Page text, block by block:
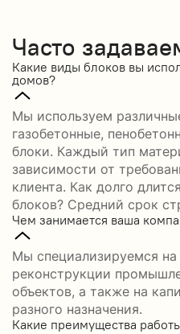
Часто
Какие виды блоков вы
домов?
Мы используем
газобетонные,
блоки. Каждый тип
зависимости от
клиента. Как долго
блоков? Средний срок
Чем занимается ваша
Мы специализируемся на
реконструкции
объектов, а также на
разного назначения.
Какие преимущества